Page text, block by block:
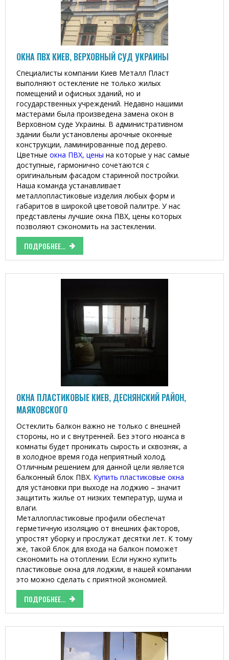
ОКНА ПВХ КИЕВ, ВЕРХОВНЫЙ СУД УКРАИНЫ
Специалисты компании Киев Металл Пласт
выполняют остекление не только жилых
помещений и офисных зданий, но и
государственных учреждений. Недавно нашими
мастерами была произведена замена окон в
Верховном суде Украины. В административном
здании были установлены арочные оконные
конструкции, ламинированные под дерево.
Цветныеокна ПВХ, цены на которые у нас самые
доступные, гармонично сочетаются с
оригинальным фасадом старинной постройки.
Наша команда устанавливает
металлопластиковые изделия любых форм и
габаритов в широкой цветовой палитре. У нас
представлены лучшие окна ПВХ, цены которых
позволяют сэкономить на застеклении.
ПОДРОБНЕЕ...
ОКНА ПЛАСТИКОВЫЕ КИЕВ, ДЕСНЯНСКИЙ РАЙОН,
МАЯКОВСКОГО
Остеклить балкон важно не только с внешней
стороны, но и с внутренней. Без этого нюанса в
комнаты будет проникать сырость и сквозняк, а
в холодное время года неприятный холод.
Отличным решением для данной цели является
балконный блок ПВХ. Купить пластиковые окна
для установки при выходе на лоджию – значит
защитить жилье от низких температур, шума и
влаги.
Металлопластиковые профили обеспечат
герметичную изоляцию от внешних факторов,
упростят уборку и прослужат десятки лет. К тому
же, такой блок для входа на балкон поможет
сэкономить на отоплении. Если нужно купить
пластиковые окна для лоджии, в нашей компании
это можно сделать с приятной экономией.
ПОДРОБНЕЕ...